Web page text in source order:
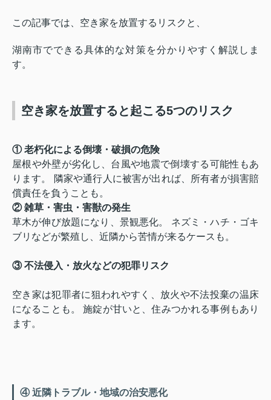
この記事では、空き家を放置するリスクと、
湖南市でできる具体的な対策を分かりやすく解説しま
す。
空き家を放置すると起こる5つのリスク
① 老朽化による倒壊・破損の危険
屋根や外壁が劣化し、台風や地震で倒壊する可能性もあ
ります。 隣家や通行人に被害が出れば、所有者が損害賠
償責任を負うことも。
② 雑草・害虫・害獣の発生
草木が伸び放題になり、景観悪化。 ネズミ・ハチ・ゴキ
ブリなどが繁殖し、近隣から苦情が来るケースも。
③ 不法侵入・放火などの犯罪リスク
空き家は犯罪者に狙われやすく、放火や不法投棄の温床
になることも。 施錠が甘いと、住みつかれる事例もあり
ます。
④ 近隣トラブル・地域の治安悪化